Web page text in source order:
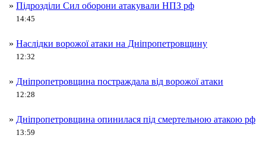
» Підрозділи Сил оборони атакували НПЗ рф
14:45
» Наслідки ворожої атаки на Дніпропетровщину
12:32
» Дніпропетровщина постраждала від ворожої атаки
12:28
» Дніпропетровщина опинилася під смертельною атакою рф
13:59